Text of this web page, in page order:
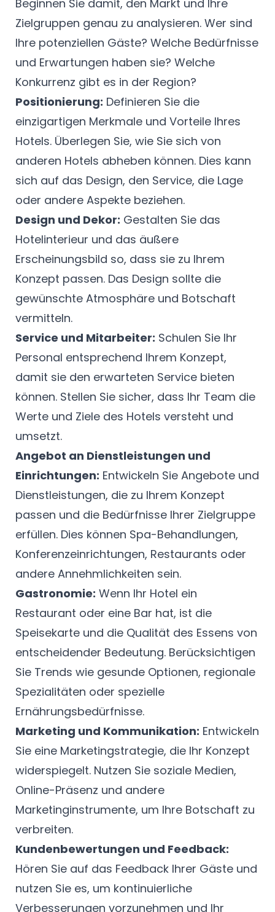
Beginnen Sie damit, den Markt und Ihre
Zielgruppen genau zu analysieren. Wer sind
Ihre potenziellen Gäste? Welche Bedürfnisse
und Erwartungen haben sie? Welche
Konkurrenz gibt es in der Region?
Positionierung: Definieren Sie die
einzigartigen Merkmale und Vorteile Ihres
Hotels. Überlegen Sie, wie Sie sich von
anderen Hotels abheben können. Dies kann
sich auf das Design, den Service, die Lage
oder andere Aspekte beziehen.
Design und Dekor: Gestalten Sie das
Hotelinterieur und das äußere
Erscheinungsbild so, dass sie zu Ihrem
Konzept passen. Das Design sollte die
gewünschte Atmosphäre und Botschaft
vermitteln.
Service und Mitarbeiter: Schulen Sie Ihr
Personal entsprechend Ihrem Konzept,
damit sie den erwarteten Service bieten
können. Stellen Sie sicher, dass Ihr Team die
Werte und Ziele des Hotels versteht und
umsetzt.
Angebot an Dienstleistungen und
Einrichtungen: Entwickeln Sie Angebote und
Dienstleistungen, die zu Ihrem Konzept
passen und die Bedürfnisse Ihrer Zielgruppe
erfüllen. Dies können Spa-Behandlungen,
Konferenzeinrichtungen, Restaurants oder
andere Annehmlichkeiten sein.
Gastronomie: Wenn Ihr Hotel ein
Restaurant oder eine Bar hat, ist die
Speisekarte und die Qualität des Essens von
entscheidender Bedeutung. Berücksichtigen
Sie Trends wie gesunde Optionen, regionale
Spezialitäten oder spezielle
Ernährungsbedürfnisse.
Marketing und Kommunikation: Entwickeln
Sie eine Marketingstrategie, die Ihr Konzept
widerspiegelt. Nutzen Sie soziale Medien,
Online-Präsenz und andere
Marketinginstrumente, um Ihre Botschaft zu
verbreiten.
Kundenbewertungen und Feedback:
Hören Sie auf das Feedback Ihrer Gäste und
nutzen Sie es, um kontinuierliche
Verbesserungen vorzunehmen und Ihr